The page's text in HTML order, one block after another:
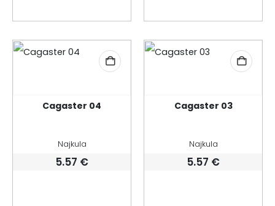
Cagaster 04
Najkula
5.57 €
Cagaster 03
Najkula
5.57 €